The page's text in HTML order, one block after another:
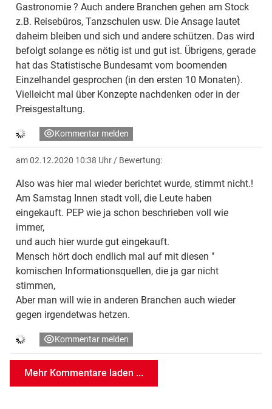
Gastronomie ? Auch andere Branchen gehen am Stock
z.B. Reisebüros, Tanzschulen usw. Die Ansage lautet
daheim bleiben und sich und andere schützen. Das wird
befolgt solange es nötig ist und gut ist. Übrigens, gerade
hat das Statistische Bundesamt vom boomenden
Einzelhandel gesprochen (in den ersten 10 Monaten).
Vielleicht mal über Konzepte nachdenken oder in der
Preisgestaltung.
Kommentar melden
am 02.12.2020 10:38 Uhr / Bewertung:
Also was hier mal wieder berichtet wurde, stimmt nicht.!
Am Samstag Innen stadt voll, die Leute haben
eingekauft. PEP wie ja schon beschrieben voll wie
immer,
und auch hier wurde gut eingekauft.
Mensch hört doch endlich mal auf mit diesen "
komischen Informationsquellen, die ja gar nicht
stimmen,
Aber man will wie in anderen Branchen auch wieder
gegen irgendetwas hetzen.
Kommentar melden
Mehr Kommentare laden ...